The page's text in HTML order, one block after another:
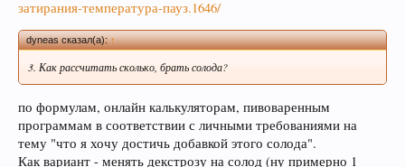
При приеме пива у мужчин выделяется гормон
затирания-температура-пауз.1646/
dyneas сказал(а):↑
3. Как рассчитать сколько, брать солода?
по формулам, онлайн калькуляторам, пивоваренным
программам в соответствии с личными требованиями на
тему "что я хочу достичь добавкой этого солода".
Как вариант - менять декстрозу на солод (ну примерно 1